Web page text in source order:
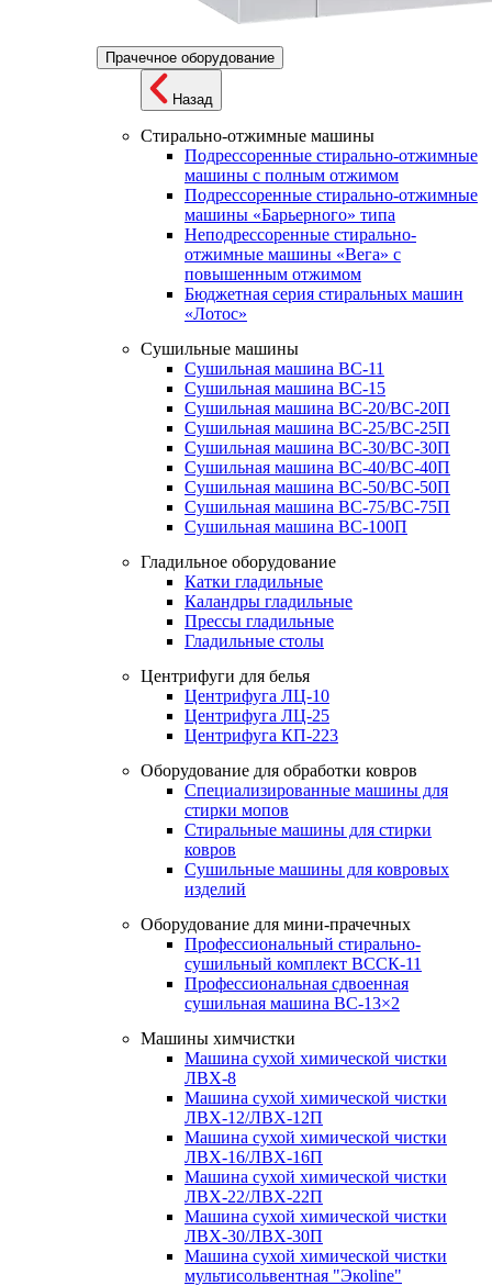
Прачечное оборудование
Назад
Стирально-отжимные машины
Подрессоренные стирально-отжимные
машины с полным отжимом
Подрессоренные стирально-отжимные
машины «Барьерного» типа
Неподрессоренные стирально-
отжимные машины «Вега» с
повышенным отжимом
Бюджетная серия стиральных машин
«Лотос»
Сушильные машины
Сушильная машина ВС-11
Сушильная машина ВС-15
Сушильная машина ВС-20/ВС-20П
Сушильная машина ВС-25/ВС-25П
Сушильная машина ВС-30/ВС-30П
Сушильная машина ВС-40/ВС-40П
Сушильная машина ВС-50/ВС-50П
Сушильная машина ВС-75/ВС-75П
Сушильная машина ВС-100П
Гладильное оборудование
Катки гладильные
Каландры гладильные
Прессы гладильные
Гладильные столы
Центрифуги для белья
Центрифуга ЛЦ-10
Центрифуга ЛЦ-25
Центрифуга КП-223
Оборудование для обработки ковров
Специализированные машины для
стирки мопов
Стиральные машины для стирки
ковров
Сушильные машины для ковровых
изделий
Оборудование для мини-прачечных
Профессиональный стирально-
сушильный комплект ВССК-11
Профессиональная сдвоенная
сушильная машина ВС-13×2
Машины химчистки
Машина сухой химической чистки
ЛВХ-8
Машина сухой химической чистки
ЛВХ-12/ЛВХ-12П
Машина сухой химической чистки
ЛВХ-16/ЛВХ-16П
Машина сухой химической чистки
ЛВХ-22/ЛВХ-22П
Машина сухой химической чистки
ЛВХ-30/ЛВХ-30П
Машина сухой химической чистки
мультисольвентная "Экоline"